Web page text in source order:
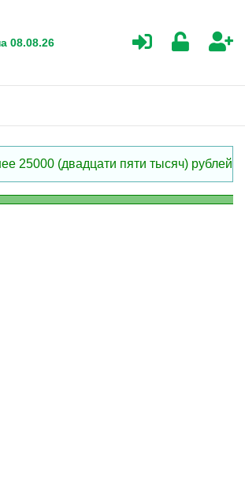
08.08.26
25000 (двадцати пяти тысяч) рублей